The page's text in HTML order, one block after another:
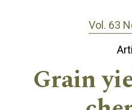
Vol. 63
Grain